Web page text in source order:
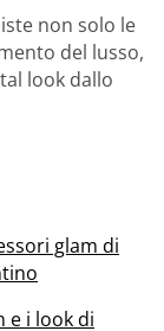
non solo le
del lusso,
look dallo
glam di
e i look di